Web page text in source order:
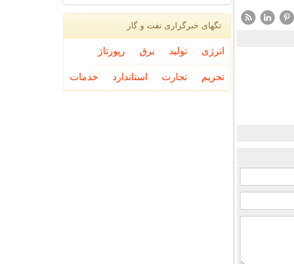
تگهای خبرگزاری نفت و گاز
انرژی تولید برق رپورتاژ
تحریم تجارت استاندارد خدمات